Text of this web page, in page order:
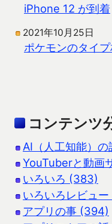
iPhone 12 が到着
2021年10月25日
ポケモンのタイ
コンテンツ
AI（人工知能）
YouTuberと動画
いろいろ (383)
いろいろレビュ
アプリの事 (394)